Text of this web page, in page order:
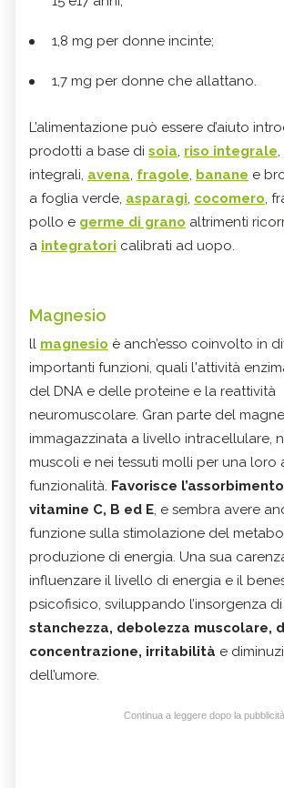
1,8 mg per donne incinte;
1,7 mg per donne che allattano.
L’alimentazione può essere d’aiuto
prodotti a base di soia, riso integrale
integrali, avena, fragole, banane e
a foglia verde, asparagi, cocomero,
pollo e germe di grano altrimenti
a integratori calibrati ad uopo.
Magnesio
ll magnesio è anch’esso coinvolto in
importanti funzioni, quali l'attività
del DNA e delle proteine e la reattività
neuromuscolare. Gran parte del
immagazzinata a livello intracellulare,
muscoli e nei tessuti molli per una loro
funzionalità. Favorisce
vitamine C, B ed E, e sembra avere
funzione sulla stimolazione del
produzione di energia. Una sua
influenzare il livello di energia e il
psicofisico, sviluppando l’insorgenza
stanchezza, debolezza muscolare,
concentrazione, irritabilità e
dell’umore.
Continua a leggere dopo la pubblicità